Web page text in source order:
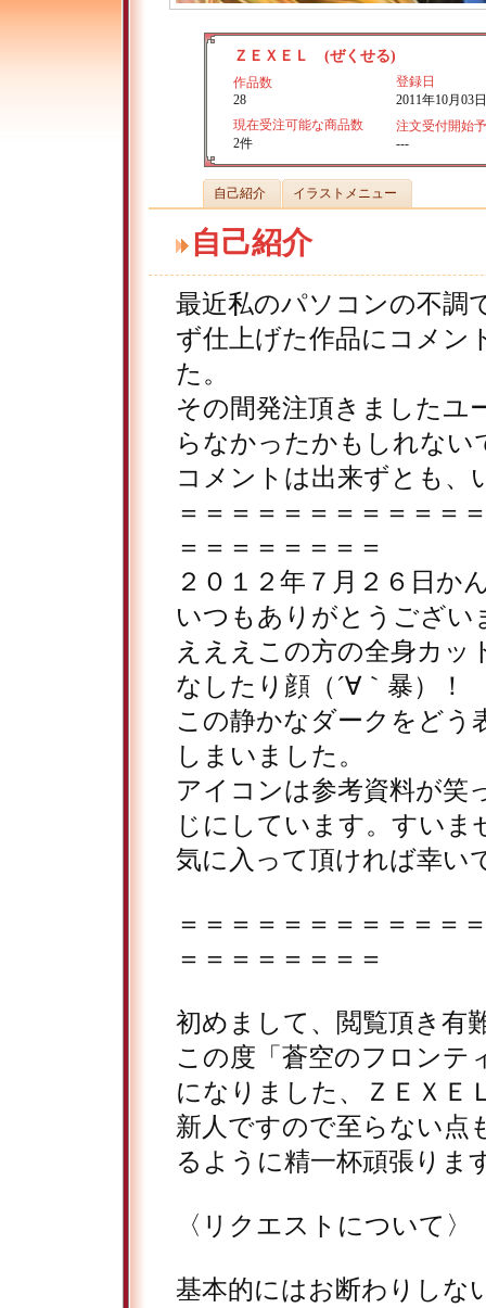
ＺＥＸＥＬ (ぜくせる)
作品数
28
登録日
2011年10月03日
現在受注可能な商品数
2件
注文受付開始
---
自己紹介 イラストメニュー
自己紹介
最近私のパソコンの不調
ず仕上げた作品にコメン
た。
その間発注頂きましたユ
らなかったかもしれな
コメントは出来ずとも、
＝＝＝＝＝＝＝＝＝＝＝
＝＝＝＝＝＝＝＝
２０１２年７月２６日か
いつもありがとうござい
えええこの方の全身カッ
なしたり顔（´∀｀暴）！
この静かなダークをどう
しまいました。
アイコンは参考資料が笑
じにしています。すいま
気に入って頂ければ幸い
＝＝＝＝＝＝＝＝＝＝＝
＝＝＝＝＝＝＝＝
初めまして、閲覧頂き有
この度「蒼空のフロンテ
になりました、ＺＥＸＥ
新人ですので至らない点
るように精一杯頑張りま
〈リクエストについて〉
基本的にはお断わりしな